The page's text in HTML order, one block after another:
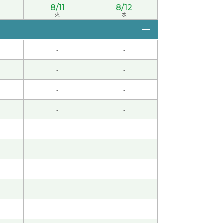
谢谢！( 男性 )
本的发展很早，但是我高中毕业后的50年的
8/11
火
8/12
水
- -
- -
- -
- -
- -
- -
- -
- -
- -